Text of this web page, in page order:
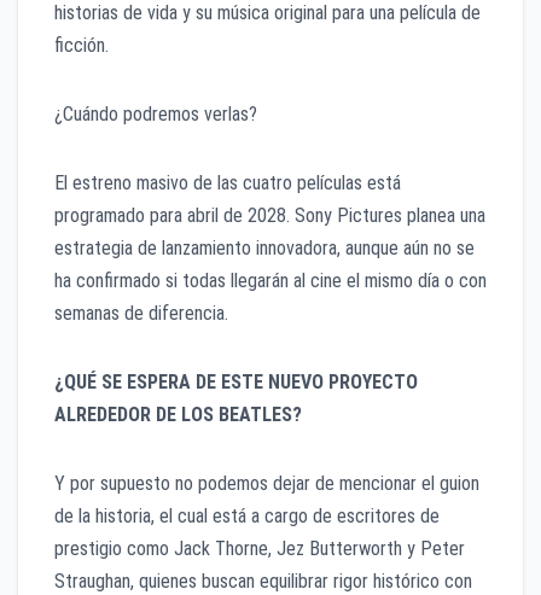
historias de vida y su música original para una película de
ficción.
​¿Cuándo podremos verlas?
​El estreno masivo de las cuatro películas está
programado para abril de 2028. Sony Pictures planea una
estrategia de lanzamiento innovadora, aunque aún no se
ha confirmado si todas llegarán al cine el mismo día o con
semanas de diferencia.
¿QUÉ SE ESPERA DE ESTE NUEVO PROYECTO
ALREDEDOR DE LOS BEATLES?
Y por supuesto no podemos dejar de mencionar el guion
de la historia, el cual está a cargo de escritores de
prestigio como Jack Thorne, Jez Butterworth y Peter
Straughan, quienes buscan equilibrar rigor histórico con